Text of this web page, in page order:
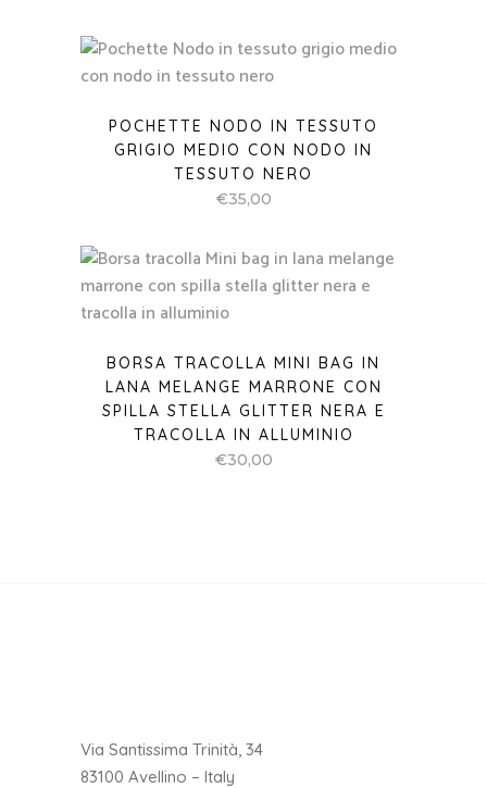
POCHETTE NODO IN TESSUTO
GRIGIO MEDIO CON NODO IN
TESSUTO NERO
€35,00
BORSA TRACOLLA MINI BAG IN
LANA MELANGE MARRONE CON
SPILLA STELLA GLITTER NERA E
TRACOLLA IN ALLUMINIO
€30,00
Via Santissima Trinità, 34
83100 Avellino – Italy